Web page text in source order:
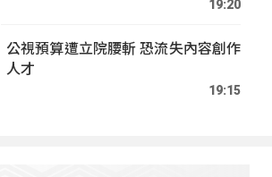
19:20
公視預算遭立院腰斬 恐流失內容創作
人才
19:15